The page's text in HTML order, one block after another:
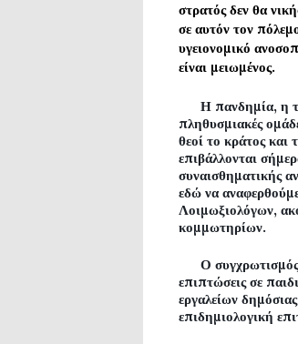
στρατός δεν θα
σε αυτόν τον
υγειονομικό
είναι μειωμένος.
Η πανδημία, η
πληθυσμιακές
θεοί το κράτος
επιβάλλονται
συναισθηματικής
εδώ να
Λοιμωξιολόγων,
κομμωτηρίων.
Ο
επιπτώσεις σε
εργαλείων
επιδημιολογική